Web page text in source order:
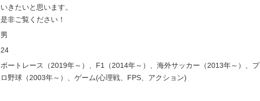
いきたいと思います。
是非ご覧ください！
男
24
ボートレース（2019年～）、F1（2014年～）、海外サッカー（2013年～）、プ
ロ野球（2003年～）、ゲーム(心理戦、FPS、アクション)